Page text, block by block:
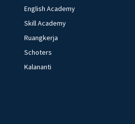
English Academy
Skill Academy
Ruangkerja
Schoters
Kalananti